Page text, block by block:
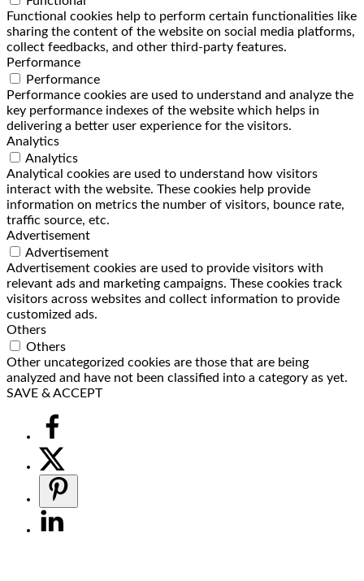
Functional cookies help to perform certain functionalities like
sharing the content of the website on social media platforms,
collect feedbacks, and other third-party features.
Performance
Performance
Performance cookies are used to understand and analyze the
key performance indexes of the website which helps in
delivering a better user experience for the visitors.
Analytics
Analytics
Analytical cookies are used to understand how visitors
interact with the website. These cookies help provide
information on metrics the number of visitors, bounce rate,
traffic source, etc.
Advertisement
Advertisement
Advertisement cookies are used to provide visitors with
relevant ads and marketing campaigns. These cookies track
visitors across websites and collect information to provide
customized ads.
Others
Others
Other uncategorized cookies are those that are being
analyzed and have not been classified into a category as yet.
SAVE & ACCEPT